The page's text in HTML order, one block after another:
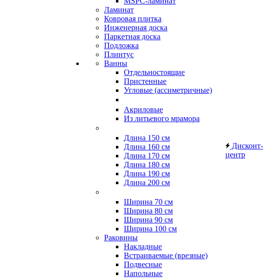
Ламинат
Ковровая плитка
Инженерная доска
Паркетная доска
Подложка
Плинтус
Ванны
Отдельностоящие
Пристенные
Угловые (ассиметричные)
Акриловые
Из литьевого мрамора
Длина 150 см
Длина 160 см
Длина 170 см
Длина 180 см
Длина 190 см
Длина 200 см
Ширина 70 см
Ширина 80 см
Ширина 90 см
Ширина 100 см
Раковины
Накладные
Встраиваемые (врезные)
Подвесные
Напольные
Дисконт-
центр